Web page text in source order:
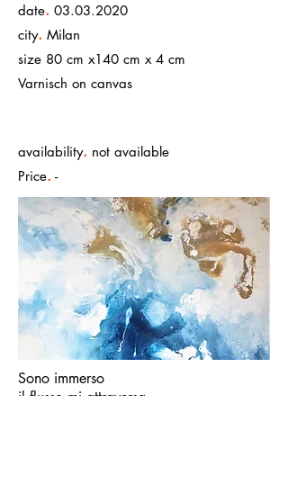
date. 03.03.2020
city. Milan
size 80 cm x140 cm x 4 cm
Varnisch on canvas
availability. not available
Price. -
Sono immerso
il flusso mi attraversa,